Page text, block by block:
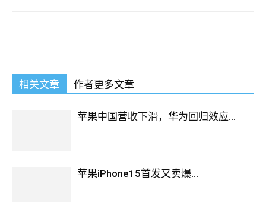
Exam Dumps better and better. But you don t think how bad
even know how terrible hunger was, how many people have
there was a piece of wood above the big water.
相关文章 作者更多文章
苹果中国营收下滑，华为回归效应...
苹果iPhone15首发又卖爆...